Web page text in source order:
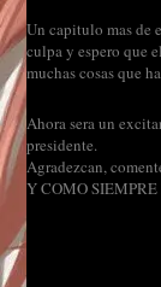
Un capitulo mas de
culpa y espero que
muchas cosas que
Ahora sera un
presidente.
Agradezcan,
Y COMO